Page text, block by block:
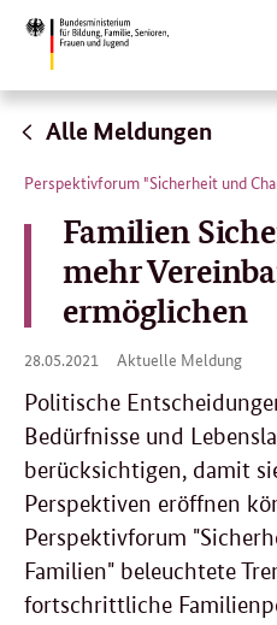
Direktlink:
Alle Meldungen
Perspektivforum "Sicherheit und
Familien
mehr
ermöglichen
28.05.2021 28.
2021
Aktuelle Meldung
Politische
Bedürfnisse und
berücksichtigen, damit
Perspektiven eröffnen
Perspektivforum
Familien" beleuchtete
fortschrittliche